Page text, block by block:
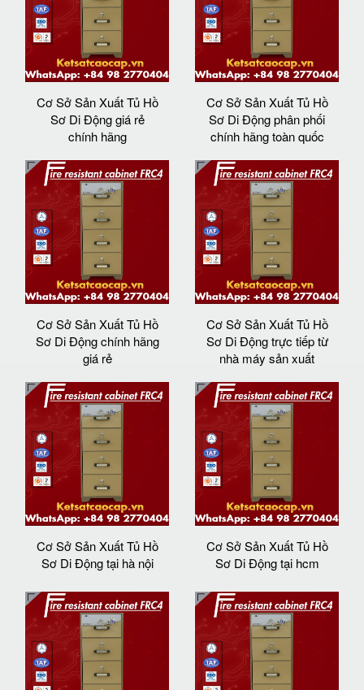
Cơ Sở Sản Xuất Tủ Hồ
Sơ Di Động giá rẻ
chính hãng
Cơ Sở Sản Xuất Tủ Hồ
Sơ Di Động phân phối
chính hãng toàn quốc
Cơ Sở Sản Xuất Tủ Hồ
Sơ Di Động chính hãng
giá rẻ
Cơ Sở Sản Xuất Tủ Hồ
Sơ Di Động trực tiếp từ
nhà máy sản xuất
Cơ Sở Sản Xuất Tủ Hồ
Sơ Di Động tại hà nội
Cơ Sở Sản Xuất Tủ Hồ
Sơ Di Động tại hcm